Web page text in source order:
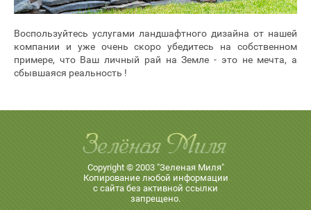
Воспользуйтесь услугами ландшафтного дизайна от нашей
компании и уже очень скоро убедитесь на собственном
примере, что Ваш личный рай на Земле - это не мечта, а
сбывшаяся реальность !
Copyright © 2003 "Зеленая Миля"
Копирование любой информации
с сайта без активной ссылки
запрещено.